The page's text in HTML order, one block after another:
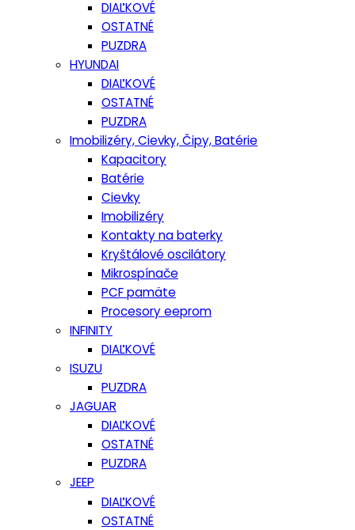
DIAĽKOVÉ
OSTATNÉ
PUZDRA
HYUNDAI
DIAĽKOVÉ
OSTATNÉ
PUZDRA
Imobilizéry, Cievky, Čipy, Batérie
Kapacitory
Batérie
Cievky
Imobilizéry
Kontakty na baterky
Kryštálové oscilátory
Mikrospínače
PCF pamäte
Procesory eeprom
INFINITY
DIAĽKOVÉ
ISUZU
PUZDRA
JAGUAR
DIAĽKOVÉ
OSTATNÉ
PUZDRA
JEEP
DIAĽKOVÉ
OSTATNÉ